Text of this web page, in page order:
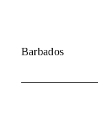
Barbados